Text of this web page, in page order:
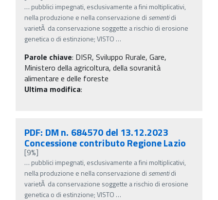
… pubblici impegnati, esclusivamente a fini moltiplicativi,
nella produzione e nella conservazione di sementidi
varietÃ da conservazione soggette a rischio di erosione
genetica o di estinzione; VISTO …
Parole chiave: DISR, Sviluppo Rurale, Gare,
Ministero della agricoltura, della sovranità
alimentare e delle foreste
Ultima modifica:
PDF: DM n. 684570 del 13.12.2023
Concessione contributo Regione Lazio
[9%]
… pubblici impegnati, esclusivamente a fini moltiplicativi,
nella produzione e nella conservazione di sementidi
varietÃ da conservazione soggette a rischio di erosione
genetica o di estinzione; VISTO …